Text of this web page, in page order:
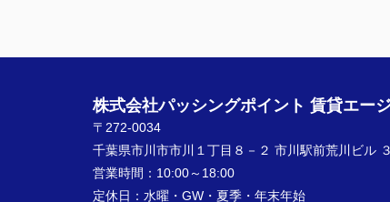
株式会社パッシングポイント 賃貸エー
〒272-0034
千葉県市川市市川１丁目８－２ 市川駅前荒川ビル
営業時間： 10:00～18:00
定休日： 水曜・GW・夏季・年末年始